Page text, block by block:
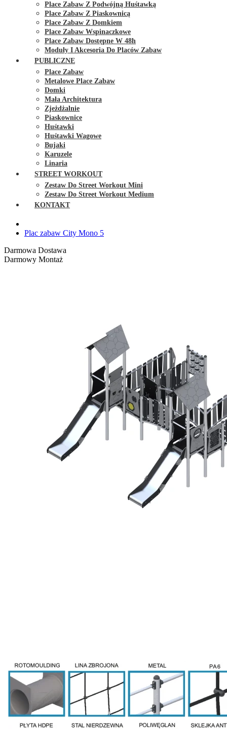
Place Zabaw Z Podwójną Huśtawką
Place Zabaw Z Piaskownicą
Place Zabaw Z Domkiem
Place Zabaw Wspinaczkowe
Place Zabaw Dostępne W 48h
Moduły I Akcesoria Do Placów Zabaw
PUBLICZNE
Place Zabaw
Metalowe Place Zabaw
Domki
Mała Architektura
Zjeżdżalnie
Piaskownice
Huśtawki
Huśtawki Wagowe
Bujaki
Karuzele
Linaria
STREET WORKOUT
Zestaw Do Street Workout Mini
Zestaw Do Street Workout Medium
KONTAKT
Plac zabaw City Mono 5
Darmowa Dostawa
Darmowy Montaż